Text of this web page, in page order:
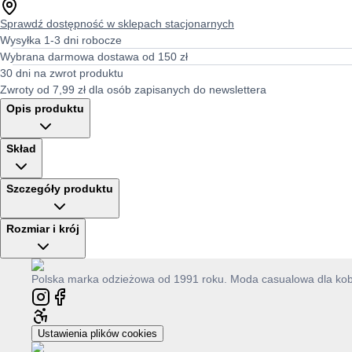
Sprawdź dostępność w sklepach stacjonarnych
Wysyłka 1-3 dni robocze
Wybrana darmowa dostawa od 150 zł
30 dni na zwrot produktu
Zwroty od 7,99 zł dla osób zapisanych do newslettera
Opis produktu
Skład
Szczegóły produktu
Rozmiar i krój
Polska marka odzieżowa od 1991 roku. Moda casualowa dla
Ustawienia plików cookies